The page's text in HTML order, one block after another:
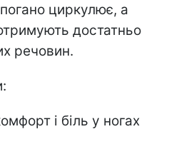
циркулює, а
достатньо
речовин.
і біль у ногах